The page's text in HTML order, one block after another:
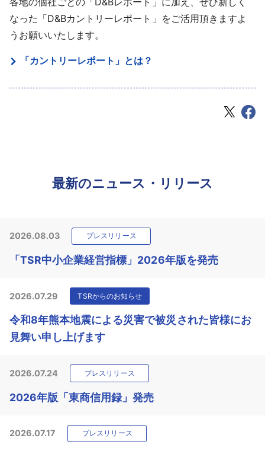
なった「D&Bカントリーレポート」をご活用頂きますよ
うお願いいたします。
「カントリーレポート」とは？
最新のニュース・リリース
2026.08.03 プレスリリース
「TSR中小企業経営指標」2026年版を発売
2026.07.29 TSRからのお知らせ
令和8年熊本地震による災害で被災された皆様にお
見舞い申し上げます
2026.07.24 プレスリリース
2026年版「東商信用録」発売
2026.07.17 プレスリリース